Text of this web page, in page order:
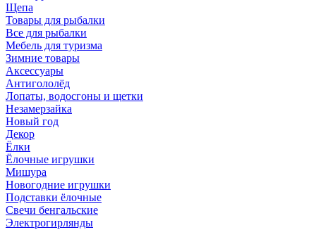
Щепа
Товары для рыбалки
Все для рыбалки
Мебель для туризма
Зимние товары
Аксессуары
Антигололёд
Лопаты, водосгоны и щетки
Незамерзайка
Новый год
Декор
Ёлки
Ёлочные игрушки
Мишура
Новогодние игрушки
Подставки ёлочные
Свечи бенгальские
Электрогирлянды